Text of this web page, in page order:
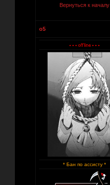
Вернуться к началу
o5
* Бан по ассисту *